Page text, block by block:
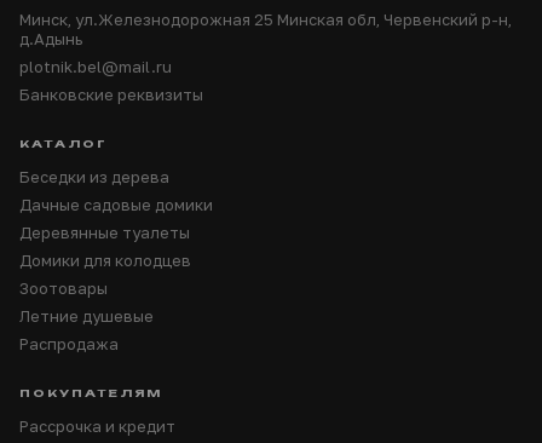
Минск, ул.Железнодорожная 25 Минская обл, Червенский р-н,
д.Адынь
plotnik.bel@mail.ru
Банковские реквизиты
КАТАЛОГ
Беседки из дерева
Дачные садовые домики
Деревянные туалеты
Домики для колодцев
Зоотовары
Летние душевые
Распродажа
ПОКУПАТЕЛЯМ
Рассрочка и кредит